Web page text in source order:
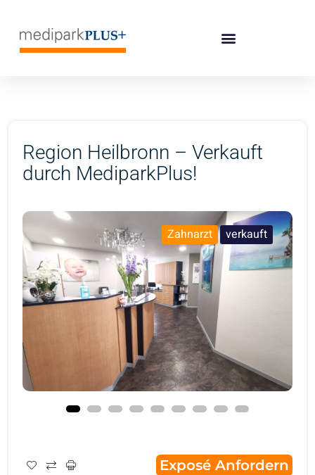
Region Heilbronn – Verkauft
durch MediparkPlus!
Zahnarzt verkauft
Exposé Anfordern